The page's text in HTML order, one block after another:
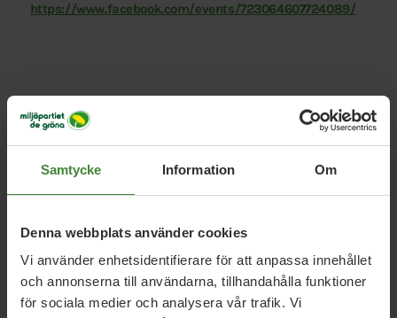
Samtycke Information Om
Denna webbplats använder cookies
Vi använder enhetsidentifierare för att anpassa innehållet
och annonserna till användarna, tillhandahålla funktioner
för sociala medier och analysera vår trafik. Vi
https://www.facebook.com/events/723064607724089/
Relaterade nyheter
Miljöpartiet motsätter sig förändring för
buss 121 Kalmar-Torsås-Bergkvara